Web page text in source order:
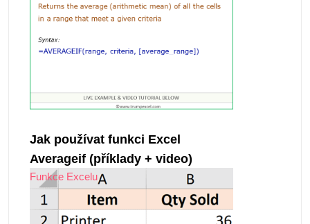
Jak používat funkci Excel
Averageif (příklady + video)
Funkce Excelu